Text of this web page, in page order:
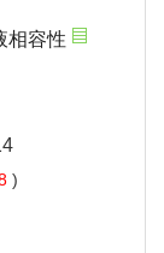
相容性
)